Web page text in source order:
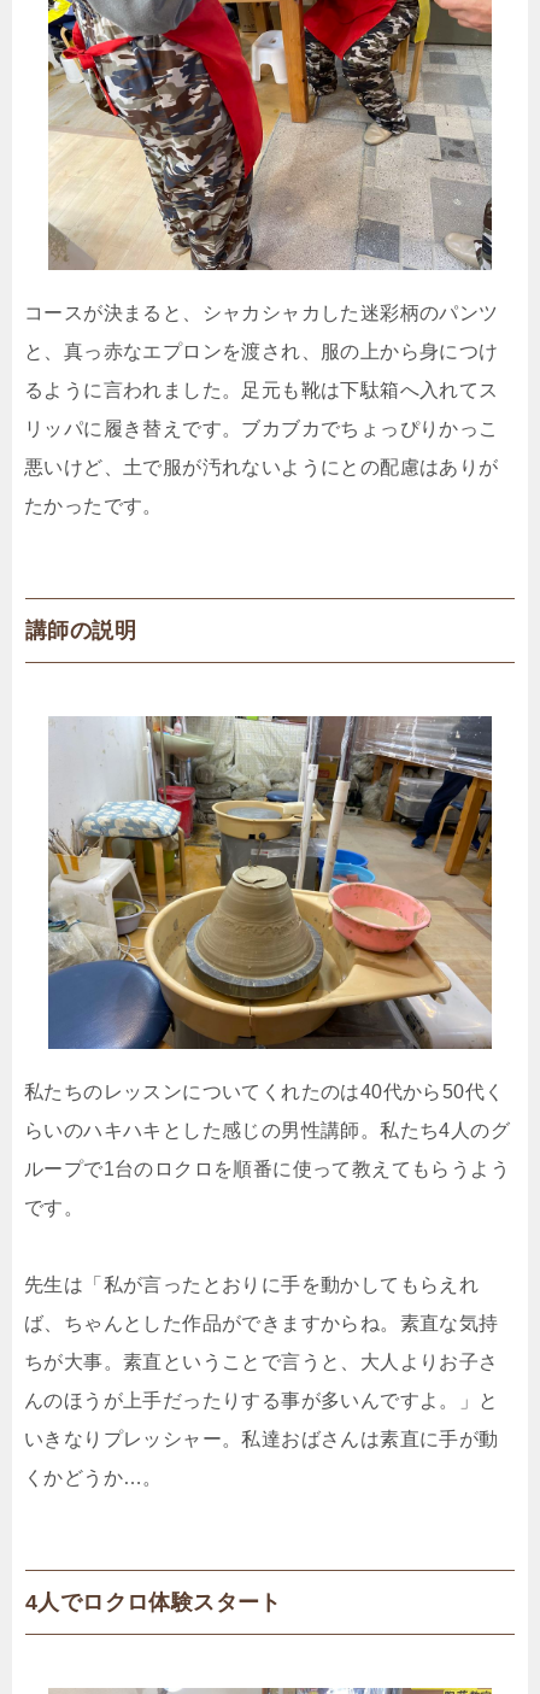
コースが決まると、シャカシャカした迷彩柄のパンツ
と、真っ赤なエプロンを渡され、服の上から身につけ
るように言われました。足元も靴は下駄箱へ入れてス
リッパに履き替えです。ブカブカでちょっぴりかっこ
悪いけど、土で服が汚れないようにとの配慮はありが
たかったです。
講師の説明
私たちのレッスンについてくれたのは40代から50代く
らいのハキハキとした感じの男性講師。私たち4人のグ
ループで1台のロクロを順番に使って教えてもらうよう
です。
先生は「私が言ったとおりに手を動かしてもらえれ
ば、ちゃんとした作品ができますからね。素直な気持
ちが大事。素直ということで言うと、大人よりお子さ
んのほうが上手だったりする事が多いんですよ。」と
いきなりプレッシャー。私達おばさんは素直に手が動
くかどうか…。
4人でロクロ体験スタート